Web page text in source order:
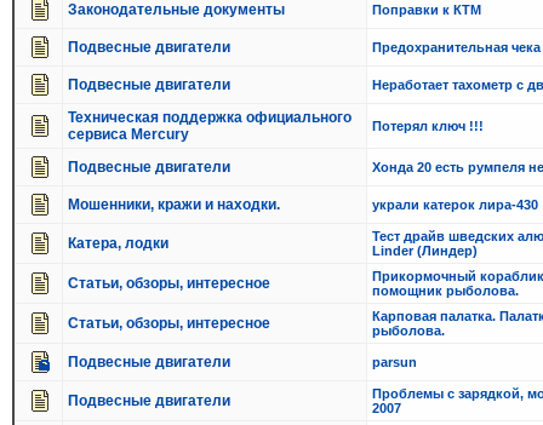
Законодательные документы Поправки к КТМ
Подвесные двигатели Предохранительная
Подвесные двигатели Неработает тахометр с
Техническая поддержка официального
сервиса Mercury
Потерял ключ !!!
Подвесные двигатели Хонда 20 есть румпеля
Мошенники, кражи и находки. украли катерок лира-430
Катера, лодки
Тест драйв шведских
Linder (Линдер)
Статьи, обзоры, интересное
Прикормочный
помощник рыболова.
Статьи, обзоры, интересное
Карповая палатка.
рыболова.
Подвесные двигатели parsun
Подвесные двигатели
Проблемы с зарядкой,
2007